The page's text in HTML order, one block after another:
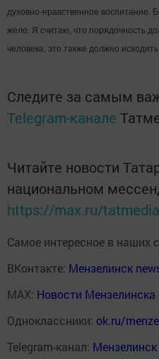
духовно-нравственное воспитание.
жело. Я считаю, что поря­дочность
человека, это также должно
Следите за самым
Telegram-канале
Читайте новости
национальном
https://max.ru/tatmedia
Самое интересное в наших
ВКонтакте: Мензелинск
MAX: Новости
Одноклассники: ok.ru/
Telegram-канал: